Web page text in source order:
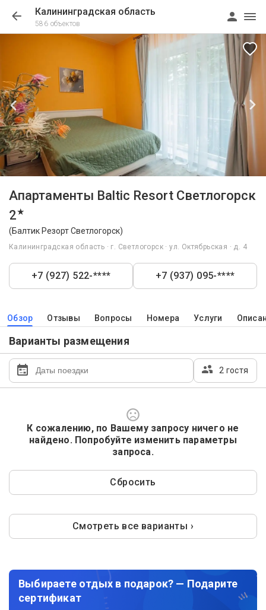
Калининградская область
586 объектов
Апартаменты Baltic Resort Светлогорск
2★
(Балтик Резорт Светлогорск)
Калининградская область · г. Светлогорск · ул. Октябрьская · д. 4
+7 (927) 522-**** +7 (937) 095-****
Обзор Отзывы Вопросы Номера Услуги
Варианты размещения
2 гостя
К сожалению, по Вашему запросу ничего не
найдено. Попробуйте изменить параметры
запроса.
Сбросить
Смотреть все варианты ›
Выбираете отдых в подарок? — Подарите
сертификат